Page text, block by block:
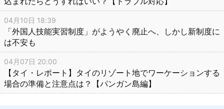
04月10日 18:39
「外国人技能実習制度」がようやく廃止へ、しかし新制度に
は不安も
04月07日 20:00
【タイ・レポート】タイのリゾート地でワーケーションする
場合の準備と注意点は？【パンガン島編】